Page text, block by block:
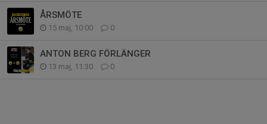
ÅRSMÖTE
15 maj, 10:00 0
ANTON BERG FÖRLÄNGER
13 maj, 11:30 0